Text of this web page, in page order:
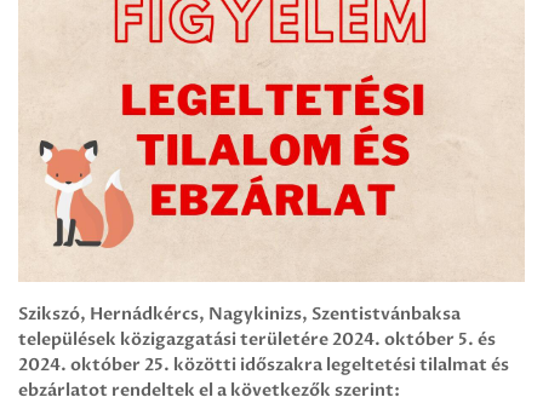
Szikszó, Hernádkércs, Nagykinizs, Szentistvánbaksa
települések közigazgatási területére 2024. október 5. és
2024. október 25. közötti időszakra legeltetési tilalmat és
ebzárlatot rendeltek el a következők szerint: